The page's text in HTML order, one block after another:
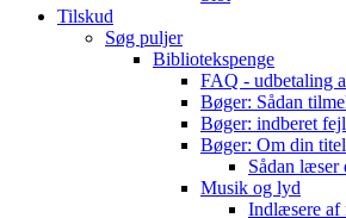
Tilskud
Søg puljer
Bibliotekspenge
FAQ - udbetaling
Bøger: Sådan
Bøger: indberet
Bøger: Om din
Sådan læser
Musik og lyd
Indlæsere af